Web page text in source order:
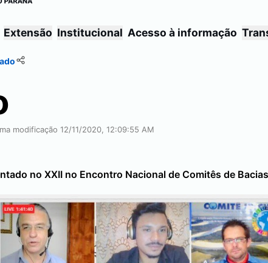
Extensão Institucional Acesso à informação
modificação 12/11/2020, 12:09:55 AM
no XXII no Encontro Nacional de Comitês de